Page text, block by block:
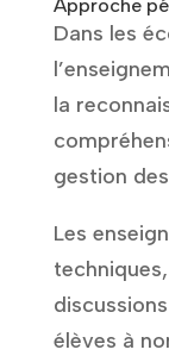
Approche
Dans les
la
gestion
Les
élèves à